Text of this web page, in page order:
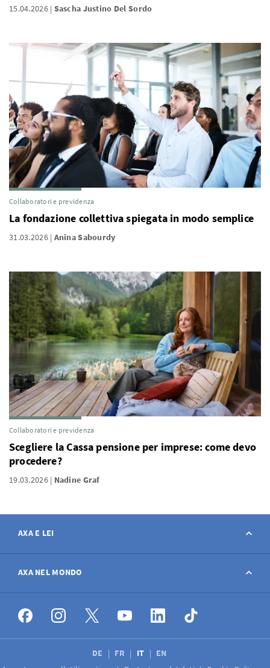
15.04.2026 Sascha Justino Del Sordo
Collaboratori e previdenza
La fondazione collettiva spiegata in modo semplice
31.03.2026 Anina Sabourdy
Collaboratori e previdenza
Scegliere la Cassa pensione per imprese: come devo
procedere?
19.03.2026 Nadine Graf
AXA E LEI
Contatto
Avviso sinistro
Offerte di lavoro
AXA NEL MONDO
AXA nel mondo
DE FR IT
EN